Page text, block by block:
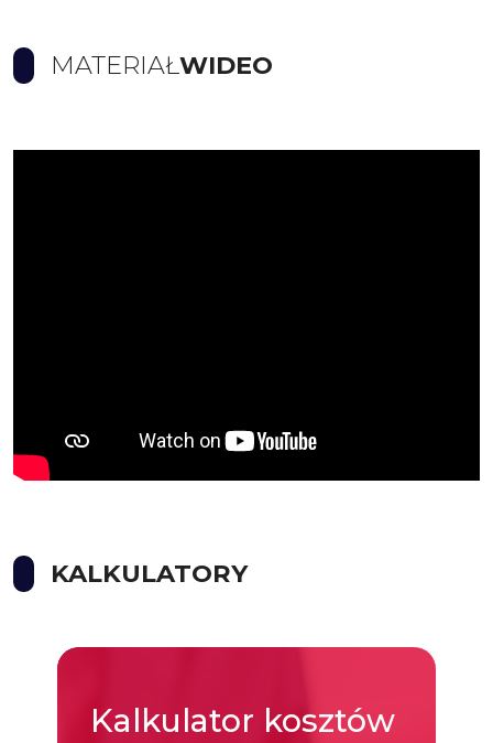
MATERIAŁWIDEO
KALKULATORY
Kalkulator kosztów